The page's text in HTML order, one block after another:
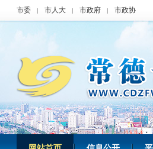
市委 | 市人大 | 市政府 | 市政协